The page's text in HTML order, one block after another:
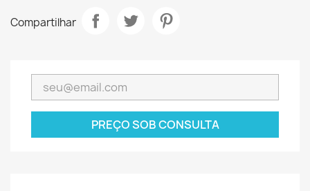
Compartilhar
PREÇO SOB CONSULTA